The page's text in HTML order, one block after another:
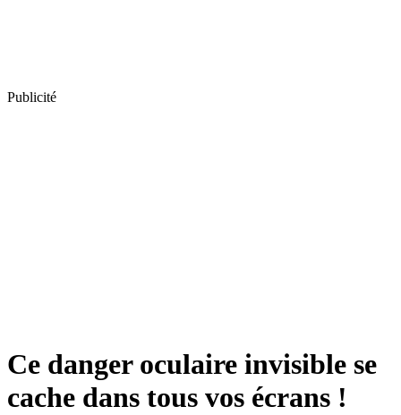
Publicité
Ce danger oculaire invisible se
cache dans tous vos écrans !